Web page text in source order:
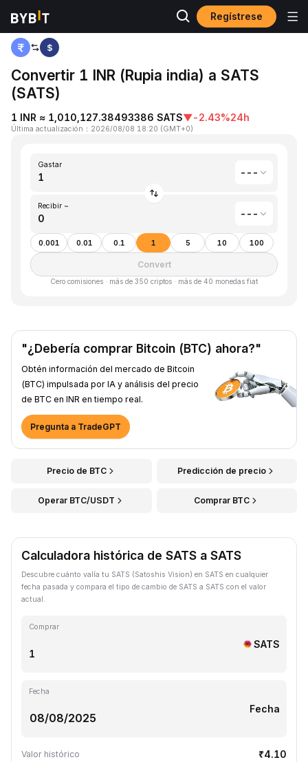
Regístrese
Inicio Rupia india(INR) to Satoshis Vision(SATS)
$
Convertir 1 INR (Rupia india) a SATS
(SATS)
1 INR ≈ 1,010,127.38493386 SATS▼-2.43%24h
Última actualización ： 2026/08/08 18:20 (GMT+0)
Gastar
---
Recibir ~
---
0.001 0.01 0.1 1 5 10 100
Convert
Cero comisiones · más de 350 criptos · más de 40 monedas fiat
"¿Debería comprar Bitcoin (BTC) ahora?"
Obtén información del mercado de Bitcoin
(BTC) impulsada por IA y análisis del precio
de BTC en INR en tiempo real.
Pregunta a TradeGPT
Precio de BTC Predicción de precio
Operar BTC/USDT Comprar BTC
Calculadora histórica de SATS a SATS
Descubre cuánto valía tu SATS (Satoshis Vision) en SATS en cualquier
fecha pasada y compara el tipo de cambio de SATS a SATS con el valor
actual.
Comprar
SATS
Fecha
Fecha
Valor histórico ₹4.10